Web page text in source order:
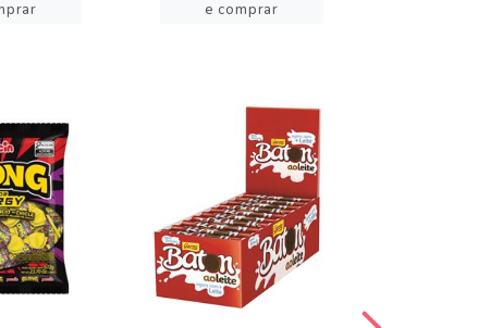
e comprar